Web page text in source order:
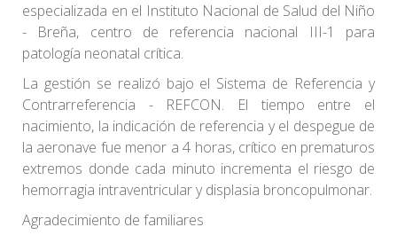
especializada en el Instituto Nacional de Salud del Niño
- Breña, centro de referencia nacional III-1 para
patología neonatal crítica.
La gestión se realizó bajo el Sistema de Referencia y
Contrarreferencia - REFCON. El tiempo entre el
nacimiento, la indicación de referencia y el despegue de
la aeronave fue menor a 4 horas, crítico en prematuros
extremos donde cada minuto incrementa el riesgo de
hemorragia intraventricular y displasia broncopulmonar.
Agradecimiento de familiares